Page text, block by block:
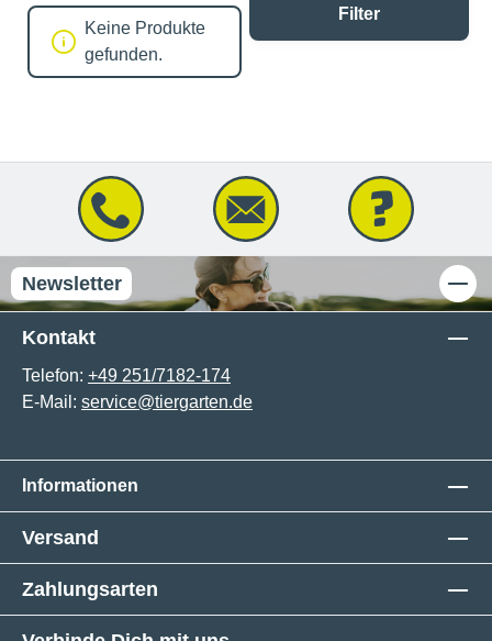
Filter
Keine Produkte
gefunden.
Newsletter
Kontakt
Telefon: +49 251/7182-174
E-Mail: service@tiergarten.de
Informationen
Versand
Zahlungsarten